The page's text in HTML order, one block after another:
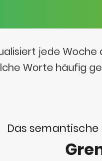
jede Woche
Worte häufig
Das semantische